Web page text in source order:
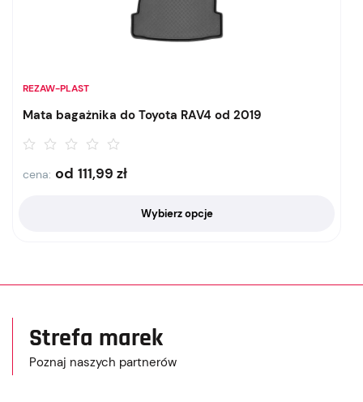
REZAW-PLAST
Mata bagażnika do Toyota RAV4 od 2019
cena: od 111,99 zł
Wybierz opcje
Strefa marek
Poznaj naszych partnerów